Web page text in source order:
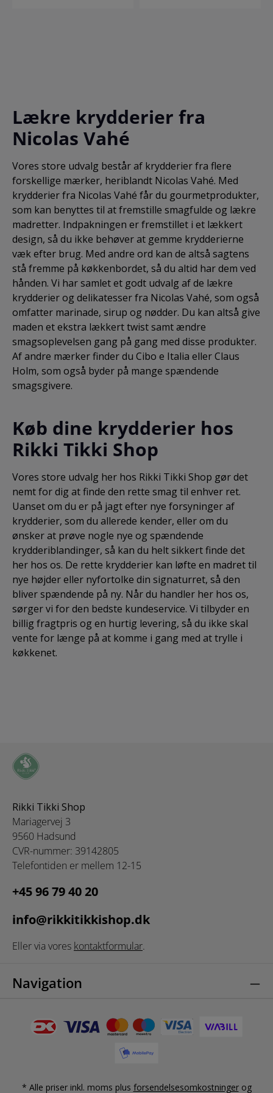
flavouring, colour
(kaustisk sulfiteret
jomfru olivenolie, 8%
tørret hvidløg, aroma.
lædersnor, der udgør
en fin detalje. Du kan
ophæng af
skærebrættet i
køkkenet, så du altid
har det fremme og
lige ved hånden.
Materiale: Akacie Mål:
L: 39 CM, B: 22 CM, H:
2 CM
Lækre krydderier fra
Nicolas Vahé
Vores store udvalg består af krydderier fra flere
forskellige mærker, heriblandt Nicolas Vahé. Med
krydderier fra Nicolas Vahé får du gourmetprodukter,
som kan benyttes til at fremstille smagfulde og lækre
madretter. Indpakningen er fremstillet i et lækkert
design, så du ikke behøver at gemme krydderierne
væk efter brug. Med andre ord kan de altså sagtens
stå fremme på køkkenbordet, så du altid har dem ved
hånden. Vi har samlet et godt udvalg af de lækre
krydderier og delikatesser fra Nicolas Vahé, som også
omfatter marinade, sirup og nødder. Du kan altså give
maden et ekstra lækkert twist samt ændre
smagsoplevelsen gang på gang med disse produkter.
Af andre mærker finder du Cibo e Italia eller Claus
Holm, som også byder på mange spændende
smagsgivere.
Køb dine krydderier hos
Rikki Tikki Shop
Vores store udvalg her hos Rikki Tikki Shop gør det
nemt for dig at finde den rette smag til enhver ret.
Uanset om du er på jagt efter nye forsyninger af
krydderier, som du allerede kender, eller om du
ønsker at prøve nogle nye og spændende
krydderiblandinger, så kan du helt sikkert finde det
her hos os. De rette krydderier kan løfte en madret til
nye højder eller nyfortolke din signaturret, så den
bliver spændende på ny. Når du handler her hos os,
sørger vi for den bedste kundeservice. Vi tilbyder en
billig fragtpris og en hurtig levering, så du ikke skal
vente for længe på at komme i gang med at trylle i
køkkenet.
Rikki Tikki Shop
Mariagervej 3
9560 Hadsund
CVR-nummer: 39142805
Telefontiden er mellem 12-15
+45 96 79 40 20
info@rikkitikkishop.dk
Eller via vores kontaktformular.
Navigation
* Alle priser inkl. moms plus forsendelsesomkostningerog